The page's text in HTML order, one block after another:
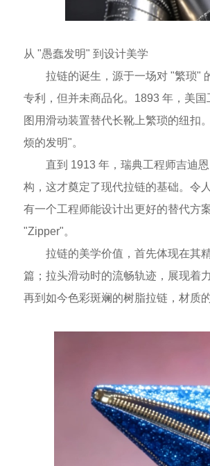
从 "愚蠢发明" 到设计美学
拉链的诞生，源于一场对 "繁琐"
专利，但并未商品化。1893 年，美
图用滑动装置替代长靴上繁琐的纽扣
烦的发明"。
直到 1913 年，瑞典工程师吉迪
构，这才奠定了现代拉链的基础。令
有一个工程师能设计出更好的替代方
"Zipper"。
拉链的美学价值，首先体现在其
篇；拉头滑动时的流畅轨迹，展现着
再到如今色彩斑斓的树脂拉链，材质